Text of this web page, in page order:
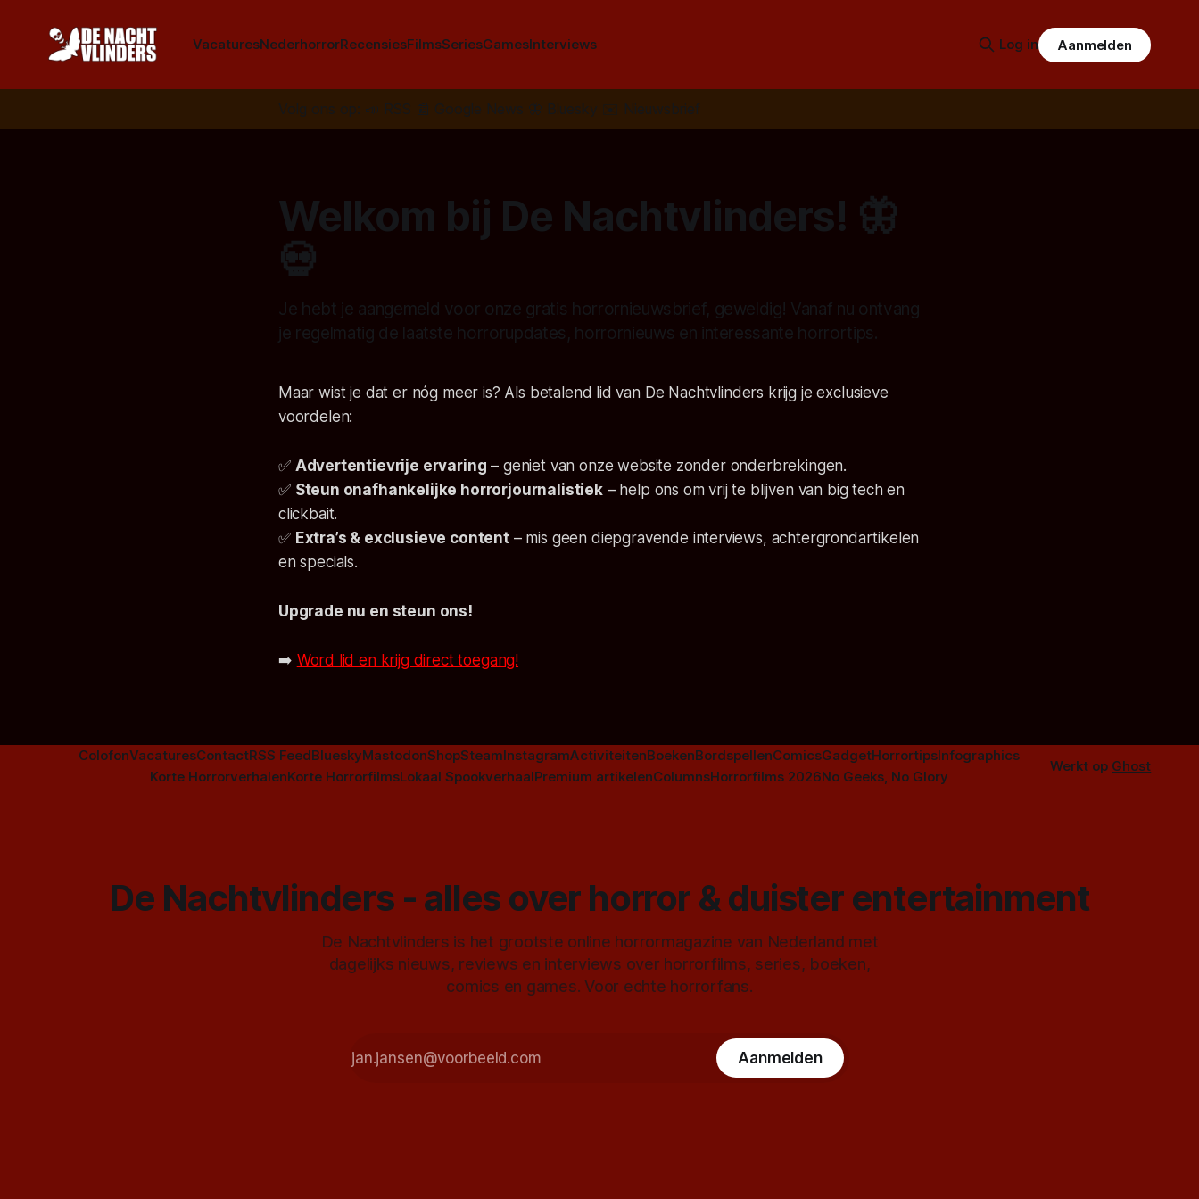
VacaturesNederhorrorRecensiesFilmsSeriesGamesInterviews Log in Aanmelden
Volg ons op: 📣 RSS 📰 Google News 🦋 Bluesky ✉️ Nieuwsbrief
Welkom bij De Nachtvlinders! 🦋
💀
Je hebt je aangemeld voor onze gratis horrornieuwsbrief, geweldig! Vanaf nu ontvang
je regelmatig de laatste horrorupdates, horrornieuws en interessante horrortips.
Maar wist je dat er nóg meer is? Als betalend lid van De Nachtvlinders krijg je exclusieve
voordelen:
✅ Advertentievrije ervaring – geniet van onze website zonder onderbrekingen.
✅ Steun onafhankelijke horrorjournalistiek– help ons om vrij te blijven van big tech en
clickbait.
✅ Extra’s & exclusieve content– mis geen diepgravende interviews, achtergrondartikelen
en specials.
Upgrade nu en steun ons!
➡️ Word lid en krijg direct toegang!
ColofonVacaturesContactRSS FeedBlueskyMastodonShopSteamInstagramActiviteitenBoekenBordspellenComicsGadgetHorrortipsInfographics
Korte HorrorverhalenKorte HorrorfilmsLokaal SpookverhaalPremium artikelenColumnsHorrorfilms 2026No Geeks, No Glory
Werkt op Ghost
De Nachtvlinders - alles over horror & duister entertainment
De Nachtvlinders is het grootste online horrormagazine van Nederland met
dagelijks nieuws, reviews en interviews over horrorfilms, series, boeken,
comics en games. Voor echte horrorfans.
Aanmelden